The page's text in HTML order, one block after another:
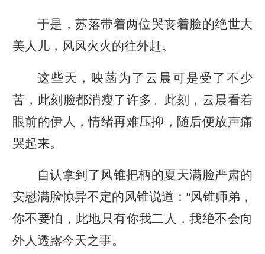
于是，苏落带着两位哭丧着脸的绝世大
美人儿，风风火火的往外赶。
这些天，映菡为了云晨可是受了不少
苦，此刻脸都消瘦了许多。此刻，云晨看着
眼前的伊人，情绪再难压抑，随后便放声痛
哭起来。
自认拿到了风锥把柄的夏天满脸严肃的
安慰满脸惊异不定的风锥说道：“风锥师弟，
你不要怕，此地只有你我二人，我绝不会向
外人透露今天之事。